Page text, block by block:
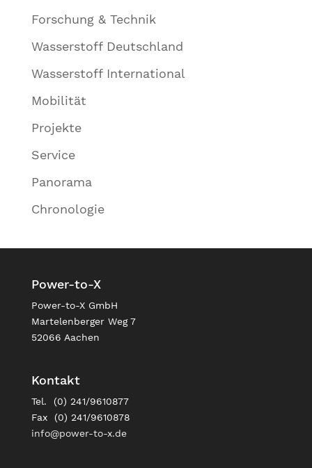
Forschung & Technik
Wasserstoff Deutschland
Wasserstoff International
Mobilität
Projekte
Service
Panorama
Chronologie
Power-to-X
Power-to-X GmbH
Martelenberger Weg 7
52066 Aachen
Kontakt
Tel. (0) 241/9610877
Fax (0) 241/9610878
info@power-to-x.de